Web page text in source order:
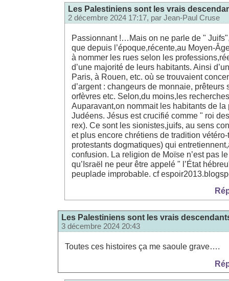
Les Palestiniens sont les vrais
2 décembre 2024 17:17, par Jean-Paul Cruse
Passionnant !…Mais on ne parle de "
que depuis l’époque,récente,au Moyen-
à nommer les rues selon les
d’une majorité de leurs habitants. Ainsi
Paris, à Rouen, etc. où se trouvaient
d’argent : changeurs de monnaie, prêteurs
orfèvres etc. Selon,du moins,les
Auparavant,on nommait les habitants de
Judéens. Jésus est crucifié comme " roi
rex). Ce sont les sionistes,juifs, au sens
et plus encore chrétiens de tradition
protestants dogmatiques) qui
confusion. La religion de Moïse n’est pas
qu’Israël ne peur être appelé " l’État
peuplade improbable. cf
Les Palestiniens sont les vrais
3 décembre 2024 20:43
Toutes ces histoires ça me saoule grave….